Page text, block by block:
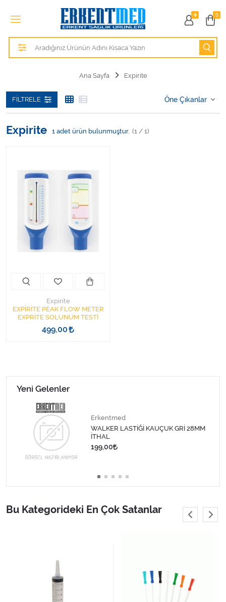
0
Tüm Kategoriler
Alezler
Hasta Bakım Ürünleri
Hastane Mobilyaları
Kişisel Bakım ve Sağlık
Kişisel Bakım ve Sağlık
Ortopedi Ürünleri
Ortopedi Ürünleri
Sarf Malzemeleri
Sarf Malzemeleri
Tıbbi Tekstil Ürünleri
Varis Çorapları
Ana Sayfa Expirite
FILTRELE
Expirite 1 adet ürün bulunmuştur. (1 / 1)
Expirite
EXPİRİTE PEAK FLOW METER
EXPRİTE SOLUNUM TESTİ
499,00
Yeni Gelenler
Erkentmed
WALKER LASTİĞİ KAUÇUK GRİ 28MM
İTHAL
199,00
Bu Kategorideki En Çok Satanlar